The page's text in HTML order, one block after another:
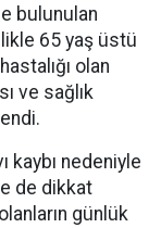
bulunulan
65 yaş üstü
olan
ve sağlık
kaybı nedeniyle
de dikkat
günlük